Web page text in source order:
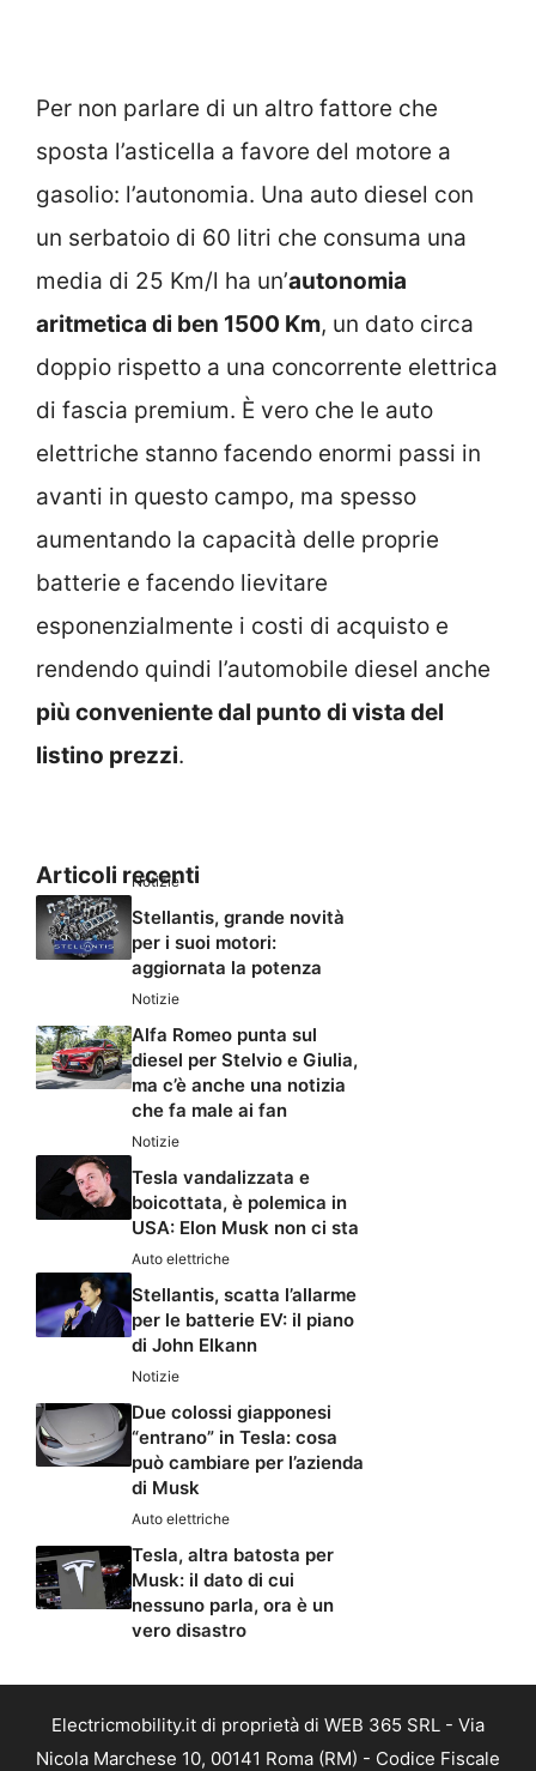
Per non parlare di un altro fattore che
sposta l’asticella a favore del motore a
gasolio: l’autonomia. Una auto diesel con
un serbatoio di 60 litri che consuma una
media di 25 Km/l ha un’autonomia
aritmetica di ben 1500 Km, un dato circa
doppio rispetto a una concorrente elettrica
di fascia premium. È vero che le auto
elettriche stanno facendo enormi passi in
avanti in questo campo, ma spesso
aumentando la capacità delle proprie
batterie e facendo lievitare
esponenzialmente i costi di acquisto e
rendendo quindi l’automobile diesel anche
più conveniente dal punto di vista del
listino prezzi.
Articoli recenti
Notizie
Stellantis, grande novità
per i suoi motori:
aggiornata la potenza
Notizie
Alfa Romeo punta sul
diesel per Stelvio e Giulia,
ma c’è anche una notizia
che fa male ai fan
Notizie
Tesla vandalizzata e
boicottata, è polemica in
USA: Elon Musk non ci sta
Auto elettriche
Stellantis, scatta l’allarme
per le batterie EV: il piano
di John Elkann
Notizie
Due colossi giapponesi
“entrano” in Tesla: cosa
può cambiare per l’azienda
di Musk
Auto elettriche
Tesla, altra batosta per
Musk: il dato di cui
nessuno parla, ora è un
vero disastro
Electricmobility.it di proprietà di WEB 365 SRL - Via
Nicola Marchese 10, 00141 Roma (RM) - Codice Fiscale